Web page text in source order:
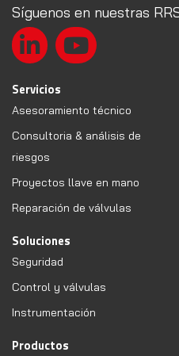
Síguenos en nuestras
Servicios
Asesoramiento técnico
Consultoria & análisis de
riesgos
Proyectos llave en mano
Reparación de válvulas
Soluciones
Seguridad
Control y válvulas
Instrumentación
Productos